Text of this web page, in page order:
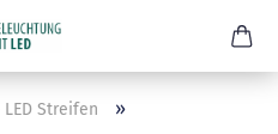
LED Streifen »